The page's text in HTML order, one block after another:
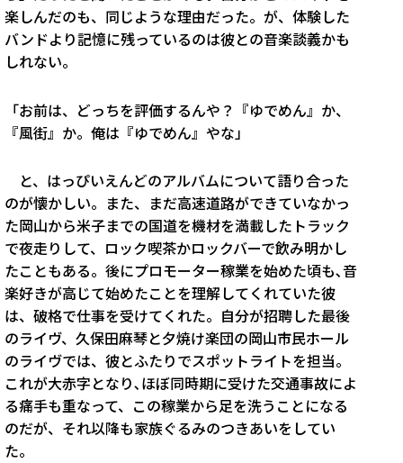
楽しんだのも、同じような理由だった。が、体験した
バンドより記憶に残っているのは彼との音楽談義かも
しれない。
「お前は、どっちを評価するんや？『ゆでめん』か、
『風街』か。俺は『ゆでめん』やな」
と、はっぴいえんどのアルバムについて語り合った
のが懐かしい。また、まだ高速道路ができていなかっ
た岡山から米子までの国道を機材を満載したトラック
で夜走りして、ロック喫茶かロックバーで飲み明かし
たこともある。後にプロモーター稼業を始めた頃も､音
楽好きが高じて始めたことを理解してくれていた彼
は、破格で仕事を受けてくれた。自分が招聘した最後
のライヴ、久保田麻琴と夕焼け楽団の岡山市民ホール
のライヴでは、彼とふたりでスポットライトを担当。
これが大赤字となり､ほぼ同時期に受けた交通事故によ
る痛手も重なって、この稼業から足を洗うことになる
のだが、それ以降も家族ぐるみのつきあいをしてい
た。